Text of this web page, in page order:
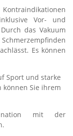
Vor- und
das Vakuum
Es können
Sport und starke
können Sie ihrem
mit der